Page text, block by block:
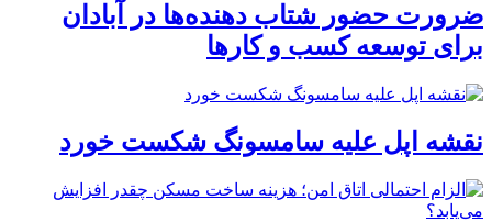
ضرورت حضور شتاب ‌دهنده‌ها در آبادان
برای توسعه کسب‌ و کارها
نقشه اپل علیه سامسونگ شکست خورد